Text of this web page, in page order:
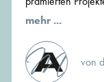
mehr ...
von